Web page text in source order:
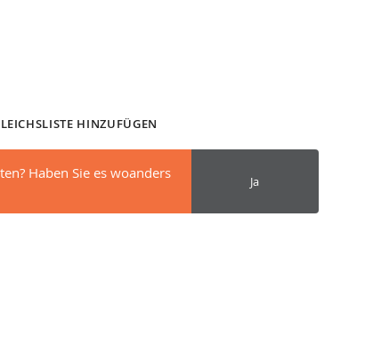
HINZUFÜGEN
Haben Sie es woanders
Ja